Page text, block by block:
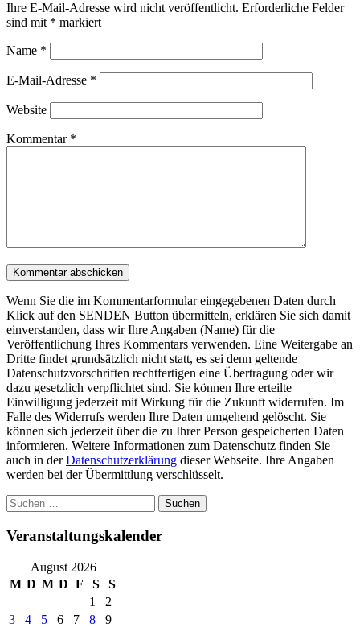
Ihre E-Mail-Adresse wird nicht veröffentlicht. Erforderliche Felder
sind mit * markiert
Name *
E-Mail-Adresse *
Website
Kommentar *
Wenn Sie die im Kommentarformular eingegebenen Daten durch
Klick auf den SENDEN Button übermitteln, erklären Sie sich damit
einverstanden, dass wir Ihre Angaben (Name) für die
Veröffentlichung Ihres Kommentars verwenden. Eine Weitergabe an
Dritte findet grundsätzlich nicht statt, es sei denn geltende
Datenschutzvorschriften rechtfertigen eine Übertragung oder wir
dazu gesetzlich verpflichtet sind. Sie können Ihre erteilte
Einwilligung jederzeit mit Wirkung für die Zukunft widerrufen. Im
Falle des Widerrufs werden Ihre Daten umgehend gelöscht. Sie
können sich jederzeit über die zu Ihrer Person gespeicherten Daten
informieren. Weitere Informationen zum Datenschutz finden Sie
auch in derDatenschutzerklärung dieser Webseite. Ihre Angaben
werden bei der Übermittlung verschlüsselt.
Suchen
nach:
Veranstaltungskalender
August 2026
M D M D F S
S
1
2
3
4 5 6 7 8
9